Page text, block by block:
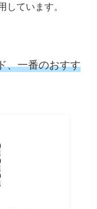
しています。
、一番のおすす